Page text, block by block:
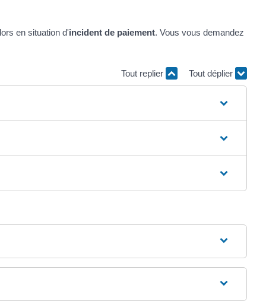
en situation d'incident de paiement. Vous vous demandez
Tout replier Tout déplier